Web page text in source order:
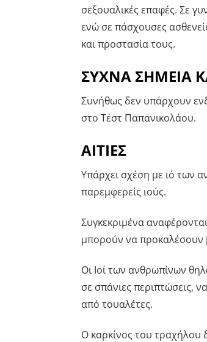
σεξουαλικές επαφές. Σε
ενώ σε πάσχουσες
και προστασία τους.
ΣΥΧΝΑ ΣΗΜΕΙΑ
Συνήθως δεν υπάρχουν
στο Τέστ Παπανικολάου.
ΑΙΤΙΕΣ
Υπάρχει σχέση με ιό των
παρεμφερείς ιούς.
Συγκεκριμένα
μπορούν να προκαλέσουν
Οι Ιοί των ανθρωπίνων
σε σπάνιες περιπτώσεις,
από τουαλέτες.
Ο καρκίνος του τραχήλου